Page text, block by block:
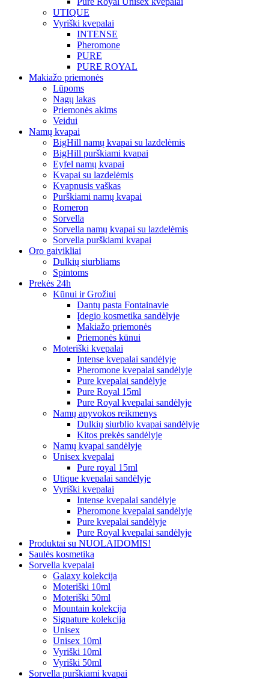
UTIQUE
Vyriški kvepalai
INTENSE
Pheromone
PURE
PURE ROYAL
Makiažo priemonės
Lūpoms
Nagų lakas
Priemonės akims
Veidui
Namų kvapai
BigHill namų kvapai su lazdelėmis
BigHill purškiami kvapai
Eyfel namų kvapai
Kvapai su lazdelėmis
Kvapnusis vaškas
Purškiami namų kvapai
Romeron
Sorvella
Sorvella namų kvapai su lazdelėmis
Sorvella purškiami kvapai
Oro gaivikliai
Dulkių siurbliams
Spintoms
Prekės 24h
Kūnui ir Grožiui
Dantų pasta Fontainavie
Įdegio kosmetika sandėlyje
Makiažo priemonės
Priemonės kūnui
Moteriški kvepalai
Intense kvepalai sandėlyje
Pheromone kvepalai sandėlyje
Pure kvepalai sandėlyje
Pure Royal 15ml
Pure Royal kvepalai sandėlyje
Namų apyvokos reikmenys
Dulkių siurblio kvapai sandėlyje
Kitos prekės sandėlyje
Namų kvapai sandėlyje
Unisex kvepalai
Pure royal 15ml
Utique kvepalai sandėlyje
Vyriški kvepalai
Intense kvepalai sandėlyje
Pheromone kvepalai sandėlyje
Pure kvepalai sandėlyje
Pure Royal kvepalai sandėlyje
Produktai su NUOLAIDOMIS!
Saulės kosmetika
Sorvella kvepalai
Galaxy kolekcija
Moteriški 10ml
Moteriški 50ml
Mountain kolekcija
Signature kolekcija
Unisex
Unisex 10ml
Vyriški 10ml
Vyriški 50ml
Sorvella purškiami kvapai